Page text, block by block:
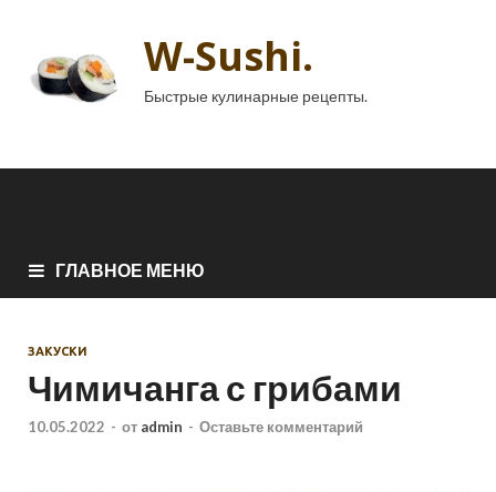
W-Sushi.
Быстрые кулинарные рецепты.
ГЛАВНОЕ МЕНЮ
ЗАКУСКИ
Чимичанга с грибами
10.05.2022 - от admin - Оставьте комментарий